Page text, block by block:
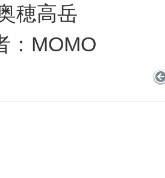
穂高岳
：MOMO